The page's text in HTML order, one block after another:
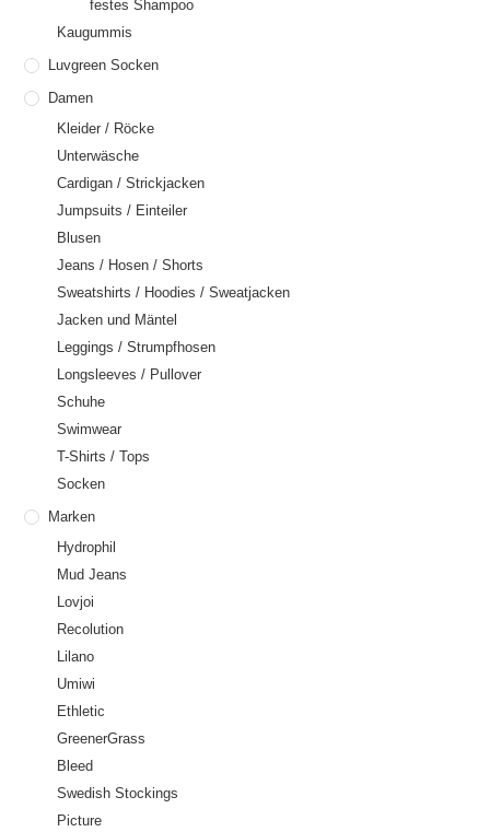
festes Shampoo
Kaugummis
Luvgreen Socken
Damen
Kleider / Röcke
Unterwäsche
Cardigan / Strickjacken
Jumpsuits / Einteiler
Blusen
Jeans / Hosen / Shorts
Sweatshirts / Hoodies / Sweatjacken
Jacken und Mäntel
Leggings / Strumpfhosen
Longsleeves / Pullover
Schuhe
Swimwear
T-Shirts / Tops
Socken
Marken
Hydrophil
Mud Jeans
Lovjoi
Recolution
Lilano
Umiwi
Ethletic
GreenerGrass
Bleed
Swedish Stockings
Picture